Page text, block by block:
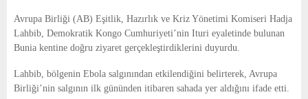
E
N
U
Avrupa Birliği (AB) Eşitlik, Hazırlık ve Kriz Yönetimi Komiseri Hadja
Lahbib, Demokratik Kongo Cumhuriyeti’nin Ituri eyaletinde bulunan
Bunia kentine doğru ziyaret gerçekleştirdiklerini duyurdu.
Lahbib, bölgenin Ebola salgınından etkilendiğini belirterek, Avrupa
Birliği’nin salgının ilk gününden itibaren sahada yer aldığını ifade etti.